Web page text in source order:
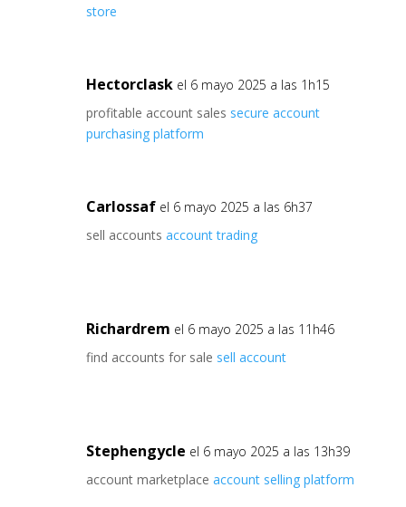
store
Hectorclask el 6 mayo 2025 a las 1h15
profitable account sales secure account
purchasing platform
Carlossaf el 6 mayo 2025 a las 6h37
sell accounts account trading
Richardrem el 6 mayo 2025 a las 11h46
find accounts for sale sell account
Stephengycle el 6 mayo 2025 a las 13h39
account marketplace account selling platform